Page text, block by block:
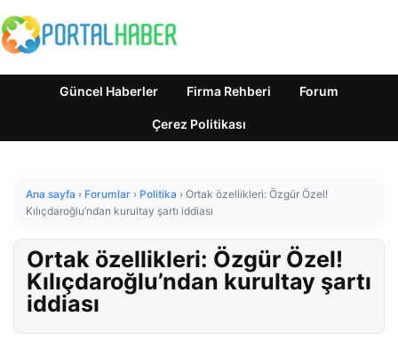
Güncel Haberler Firma Rehberi Forum
Çerez Politikası
Ana sayfa › Forumlar › Politika › Ortak özellikleri: Özgür Özel!
Kılıçdaroğlu’ndan kurultay şartı iddiası
Ortak özellikleri: Özgür Özel!
Kılıçdaroğlu’ndan kurultay şartı
iddiası